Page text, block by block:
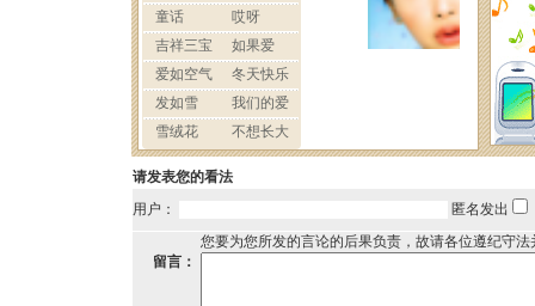
请发表您的看法
用户：
匿名发出
您要为您所发的言论的后果负责，故请各位遵纪守
留言：